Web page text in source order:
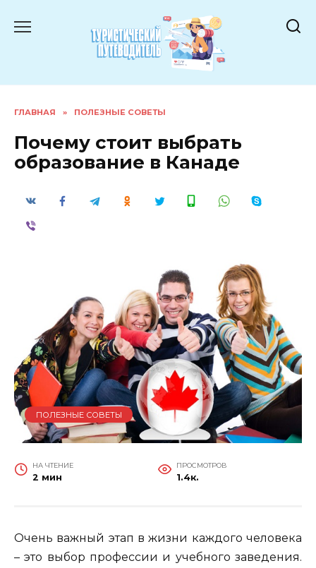
ГЛАВНАЯ » ПОЛЕЗНЫЕ СОВЕТЫ
Почему стоит выбрать
образование в Канаде
ПОЛЕЗНЫЕ СОВЕТЫ
НА ЧТЕНИЕ
2 мин
ПРОСМОТРОВ
1.4к.
Очень важный этап в жизни каждого человека
– это выбор профессии и учебного заведения.